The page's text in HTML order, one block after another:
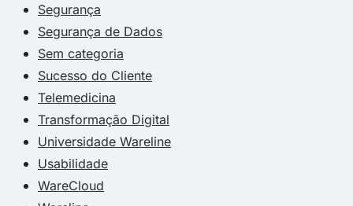
Segurança
Segurança de Dados
Sem categoria
Sucesso do Cliente
Telemedicina
Transformação Digital
Universidade Wareline
Usabilidade
WareCloud